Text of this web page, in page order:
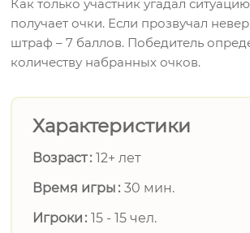
Как только участник угадал
получает очки. Если прозвучал
штраф – 7 баллов. Победитель
количеству набранных очков.
Характеристики
Возраст 12+ лет
Время игры 30 мин.
Игроки 15 - 15 чел.